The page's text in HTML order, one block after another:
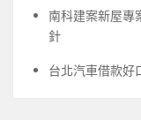
南科建案新屋專
針
台北汽車借款好